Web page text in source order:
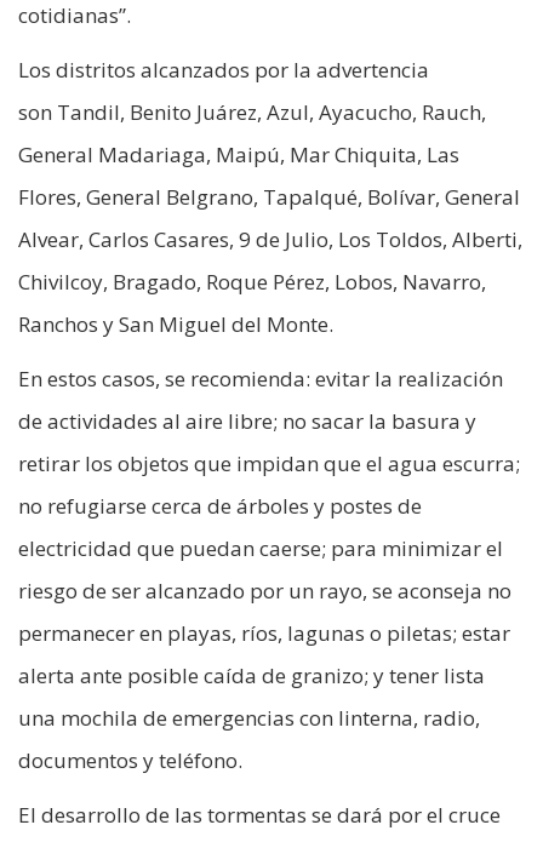
cotidianas”.
Los distritos alcanzados por la advertencia
son Tandil, Benito Juárez, Azul, Ayacucho, Rauch,
General Madariaga, Maipú, Mar Chiquita, Las
Flores, General Belgrano, Tapalqué, Bolívar, General
Alvear, Carlos Casares, 9 de Julio, Los Toldos, Alberti,
Chivilcoy, Bragado, Roque Pérez, Lobos, Navarro,
Ranchos y San Miguel del Monte.
En estos casos, se recomienda: evitar la realización
de actividades al aire libre; no sacar la basura y
retirar los objetos que impidan que el agua escurra;
no refugiarse cerca de árboles y postes de
electricidad que puedan caerse; para minimizar el
riesgo de ser alcanzado por un rayo, se aconseja no
permanecer en playas, ríos, lagunas o piletas; estar
alerta ante posible caída de granizo; y tener lista
una mochila de emergencias con linterna, radio,
documentos y teléfono.
El desarrollo de las tormentas se dará por el cruce